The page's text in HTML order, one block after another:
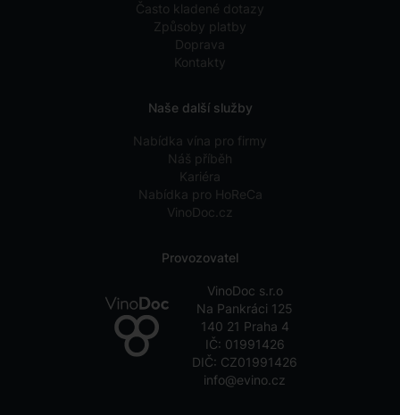
Často kladené dotazy
Způsoby platby
Doprava
Kontakty
Naše další služby
Nabídka vína pro firmy
Náš příběh
Kariéra
Nabídka pro HoReCa
VinoDoc.cz
Provozovatel
VinoDoc s.r.o
Na Pankráci 125
140 21 Praha 4
IČ: 01991426
DIČ: CZ01991426
info@evino.cz